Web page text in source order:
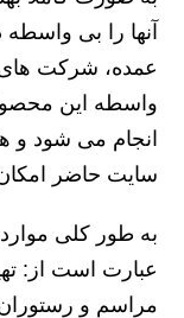
آنها را بی واسطه
عمده، شرکت های
واسطه این
انجام می شود و
سایت حاضر
به طور کلی
عبارت است از:
مراسم و